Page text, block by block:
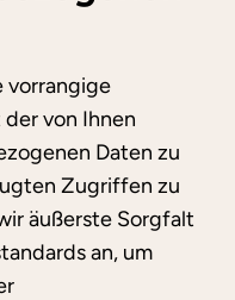
vorrangige
von Ihnen
Daten zu
Zugriffen zu
äußerste Sorgfalt
an, um